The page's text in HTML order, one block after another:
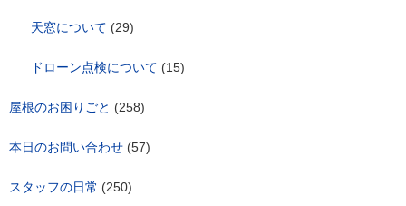
天窓について (29)
ドローン点検について (15)
屋根のお困りごと (258)
本日のお問い合わせ (57)
スタッフの日常 (250)